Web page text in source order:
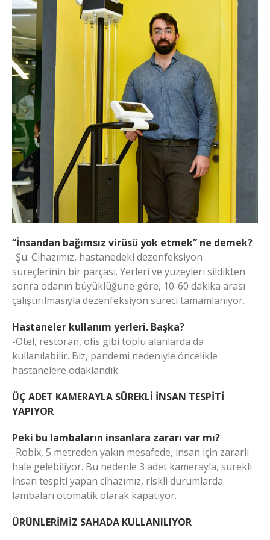
“İnsandan bağımsız virüsü yok etmek” ne demek?
-Şu: Cihazımız, hastanedeki dezenfeksiyon
süreçlerinin bir parçası. Yerleri ve yüzeyleri sildikten
sonra odanın büyüklüğüne göre, 10-60 dakika arası
çalıştırılmasıyla dezenfeksiyon süreci tamamlanıyor.
Hastaneler kullanım yerleri. Başka?
-Otel, restoran, ofis gibi toplu alanlarda da
kullanılabilir. Biz, pandemi nedeniyle öncelikle
hastanelere odaklandık.
ÜÇ ADET KAMERAYLA SÜREKLİ İNSAN TESPİTİ
YAPIYOR
Peki bu lambaların insanlara zararı var mı?
-Robix, 5 metreden yakın mesafede, insan için zararlı
hale gelebiliyor. Bu nedenle 3 adet kamerayla, sürekli
insan tespiti yapan cihazımız, riskli durumlarda
lambaları otomatik olarak kapatıyor.
ÜRÜNLERİMİZ SAHADA KULLANILIYOR